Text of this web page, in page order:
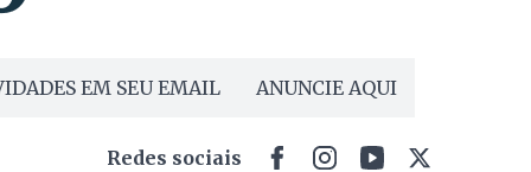
EM SEU EMAIL ANUNCIE AQUI
Redes sociais